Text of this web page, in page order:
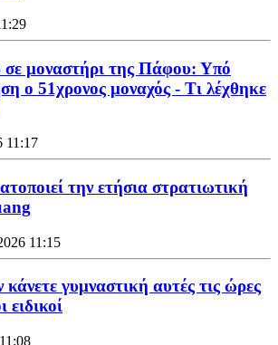
σε μοναστήρι της Πάφου: Υπό
ο 51χρονος μοναχός - Τι λέχθηκε
11:17
την ετήσια στρατιωτική
11:15
γυμναστική αυτές τις ώρες
ειδικοί